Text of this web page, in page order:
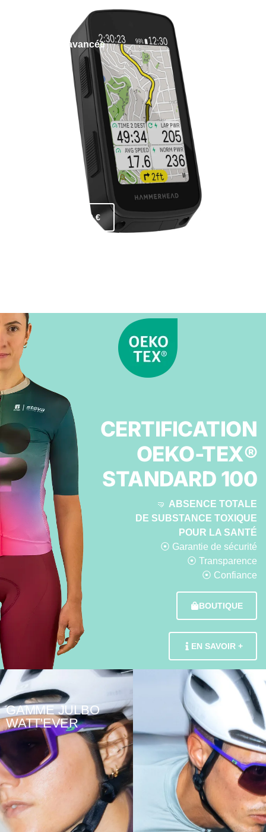
KAROO
Technologie avancée
ACHETER - 479 €
CERTIFICATION
OEKO-TEX®
STANDARD 100
🤜 ABSENCE TOTALE
DE SUBSTANCE TOXIQUE
POUR LA SANTÉ
⦿ Garantie de sécurité
⦿ Transparence
⦿ Confiance
BOUTIQUE
EN SAVOIR +
GAMME JULBO
WATT'EVER